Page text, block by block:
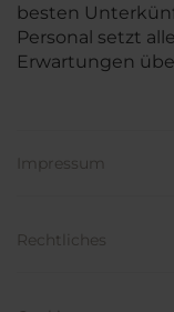
besten
Personal setzt
Erwartungen
Impressum
Rechtliches